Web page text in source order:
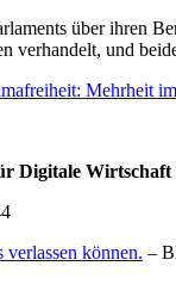
über ihren
verhandelt, und
Mehrheit
Wirtschaft
können. –